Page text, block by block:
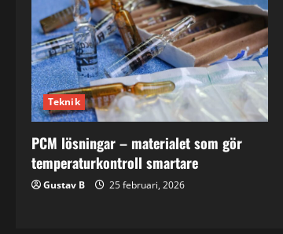
o
n
Teknik
PCM lösningar – materialet som gör
temperaturkontroll smartare
Gustav B 25 februari, 2026